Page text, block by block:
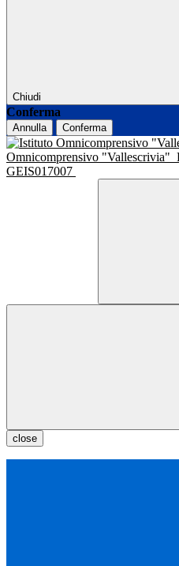
Chiudi
Conferma
Annulla Conferma
Omnicomprensivo "Vallescrivia"
GEIS017007
close